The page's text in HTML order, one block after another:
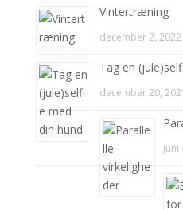
Vintertræning
december 2, 2022
Tag en
december 20,
juni